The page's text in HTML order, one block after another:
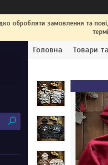
обробляти замовлення та
Головна Товари